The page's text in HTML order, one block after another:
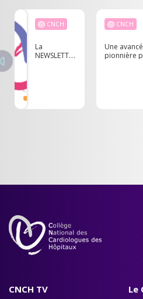
CNCH
La
NEWSLETTER
CNCH
Une
pionnière
CNCH TV Le